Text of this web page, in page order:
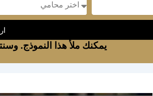
يمكنك ملأ هذا النموذج.